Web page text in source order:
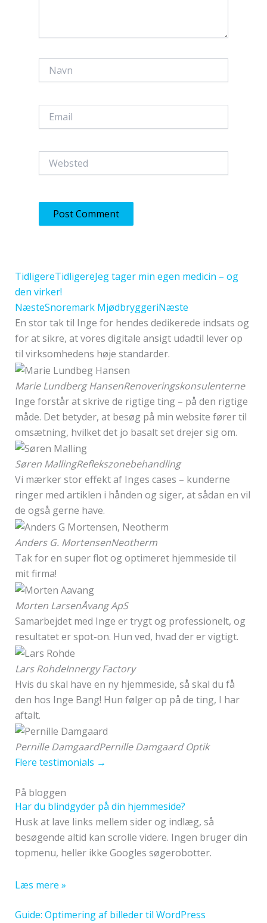
TidligereTidligereJeg tager min egen medicin – og
den virker!
NæsteSnoremark MjødbryggeriNæste
En stor tak til Inge for hendes dedikerede indsats og
for at sikre, at vores digitale ansigt udadtil lever op
til virksomhedens høje standarder.
Marie Lundberg HansenRenoveringskonsulenterne
Inge forstår at skrive de rigtige ting – på den rigtige
måde. Det betyder, at besøg på min website fører til
omsætning, hvilket det jo basalt set drejer sig om.
Søren MallingReflekszonebehandling
Vi mærker stor effekt af Inges cases – kunderne
ringer med artiklen i hånden og siger, at sådan en vil
de også gerne have.
Anders G. MortensenNeotherm
Tak for en super flot og optimeret hjemmeside til
mit firma!
Morten LarsenÅvang ApS
Samarbejdet med Inge er trygt og professionelt, og
resultatet er spot-on. Hun ved, hvad der er vigtigt.
Lars RohdeInnergy Factory
Hvis du skal have en ny hjemmeside, så skal du få
den hos Inge Bang! Hun følger op på de ting, I har
aftalt.
Pernille DamgaardPernille Damgaard Optik
Flere testimonials →
På bloggen
Har du blindgyder på din hjemmeside?
Husk at lave links mellem sider og indlæg, så
besøgende altid kan scrolle videre. Ingen bruger din
topmenu, heller ikke Googles søgerobotter.
Læs mere »
Guide: Optimering af billeder til WordPress